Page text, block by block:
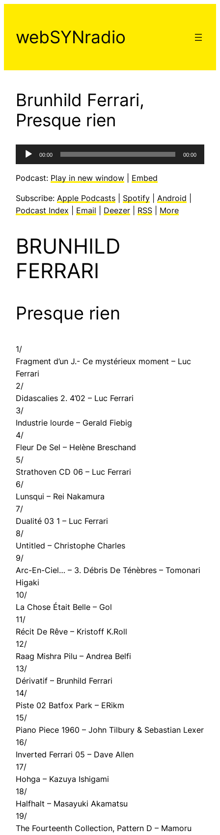
contenu
webSYNradio
Brunhild Ferrari,
Presque rien
Lecteur
audio
00:00 00:00
Podcast: Play in new window Embed
Subscribe: Apple Podcasts Spotify Android
Podcast Index
Email Deezer RSS More
BRUNHILD
FERRARI
Presque rien
1/
Fragment d’un J.- Ce mystérieux moment – Luc
Ferrari
2/
Didascalies 2. 4’02 – Luc Ferrari
3/
Industrie lourde – Gerald Fiebig
4/
Fleur De Sel – Helène Breschand
5/
Strathoven CD 06 – Luc Ferrari
6/
Lunsqui – Rei Nakamura
7/
Dualité 03 1 – Luc Ferrari
8/
Untitled – Christophe Charles
9/
Arc-En-Ciel… – 3. Débris De Ténèbres – Tomonari
Higaki
10/
La Chose Était Belle – Gol
11/
Récit De Rêve – Kristoff K.Roll
12/
Raag Mishra Pilu – Andrea Belfi
13/
Dérivatif – Brunhild Ferrari
14/
Piste 02 Batfox Park – ERikm
15/
Piano Piece 1960 – John Tilbury & Sebastian Lexer
16/
Inverted Ferrari 05 – Dave Allen
17/
Hohga – Kazuya Ishigami
18/
Halfhalt – Masayuki Akamatsu
19/
The Fourteenth Collection, Pattern D – Mamoru